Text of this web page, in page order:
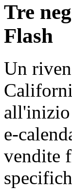
Tre
Flash
Un
all'inizio
e-
vendite